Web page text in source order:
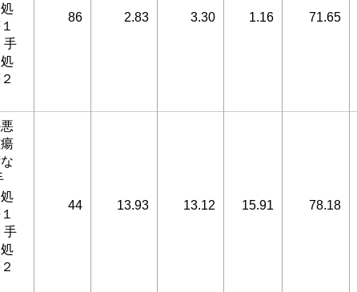
手
86 2.83 3.30 1.16 71.65
手
44 13.93 13.12 15.91 78.18